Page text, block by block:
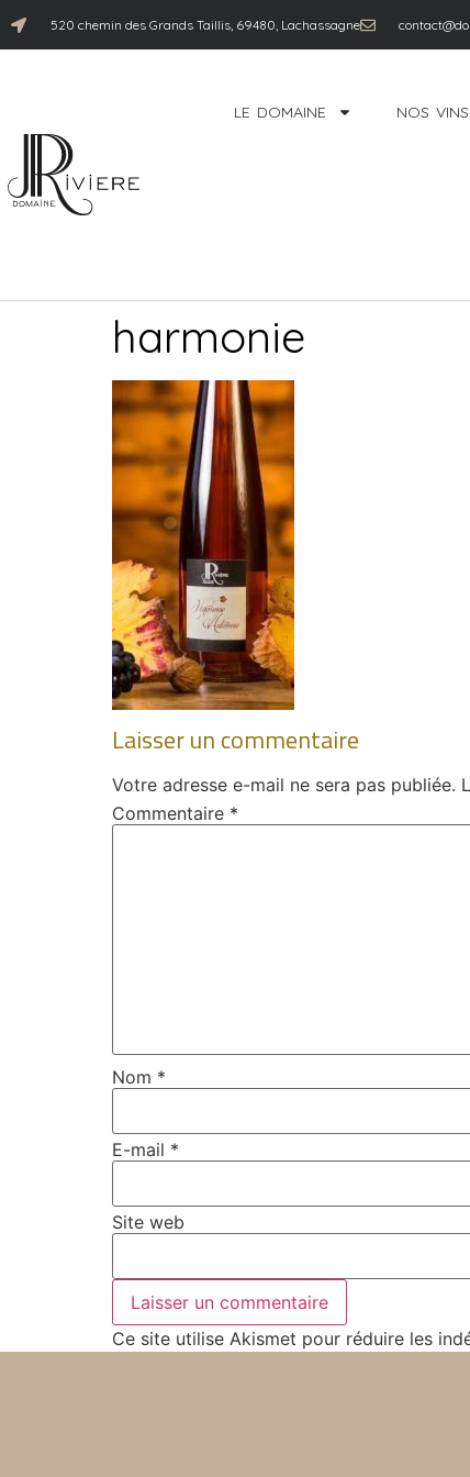
520 chemin des Grands Taillis, 69480, Lachassagne
LE DOMAINE NOS VINS
harmonie
Laisser un commentaire
Votre adresse e-mail ne sera pas publiée.
Commentaire *
Nom *
E-mail *
Site web
Ce site utilise Akismet pour réduire les